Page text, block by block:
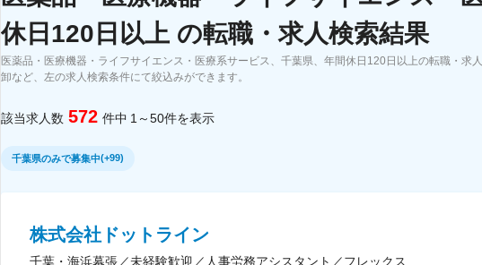
パートナーエージェントサービス コラム・インタビュー
休日120日以上 の転職・求人検索結果
医薬品・医療機器・ライフサイエンス・医療系サービス、千葉県、年間休日120日以上の転職・
卸など、左の求人検索条件にて絞込みができます。
該当求人数 572 件中 1～50件を表示
千葉県のみで募集中(+99)
株式会社ドットライン
千葉・海浜幕張／未経験歓迎／人事労務アシスタント／フレックス